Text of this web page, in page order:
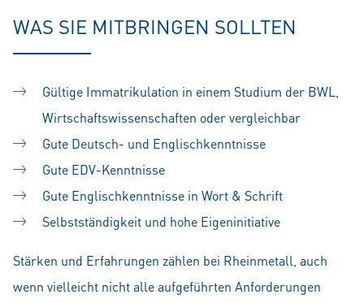
WAS SIE MITBRINGEN SOLLTEN
Gültige Immatrikulation in einem Studium der BWL,
Wirtschaftswissenschaften oder vergleichbar
Gute Deutsch- und Englischkenntnisse
Gute EDV-Kenntnisse
Gute Englischkenntnisse in Wort & Schrift
Selbstständigkeit und hohe Eigeninitiative
Stärken und Erfahrungen zählen bei Rheinmetall, auch
wenn vielleicht nicht alle aufgeführten Anforderungen